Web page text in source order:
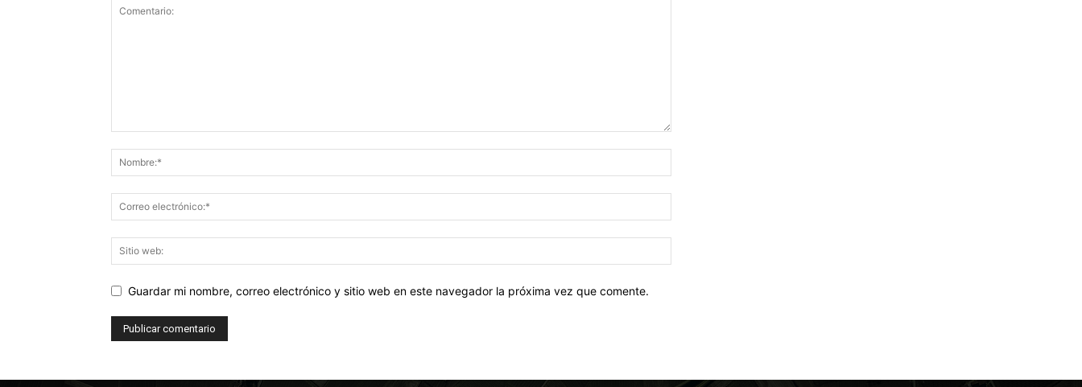
Guardar mi nombre, correo electrónico y sitio web en este navegador la próxima vez que comente.